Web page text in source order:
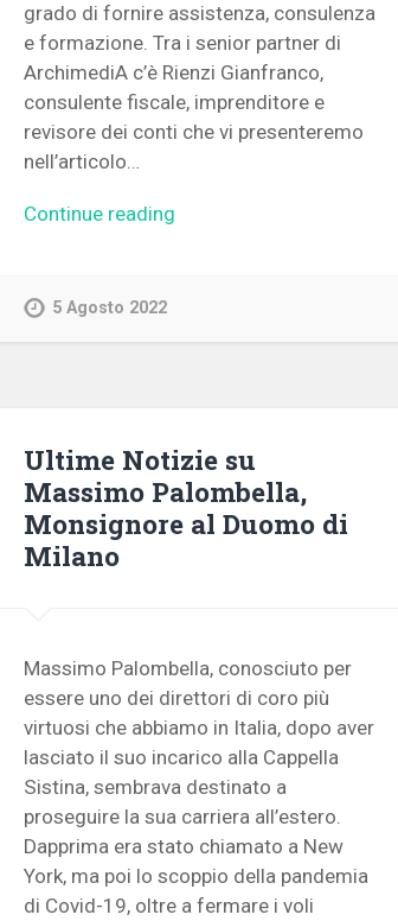
grado di fornire assistenza, consulenza
e formazione. Tra i senior partner di
ArchimediA c’è Rienzi Gianfranco,
consulente fiscale, imprenditore e
revisore dei conti che vi presenteremo
nell’articolo…
Continue reading
5 Agosto 2022
Ultime Notizie su
Massimo Palombella,
Monsignore al Duomo di
Milano
Massimo Palombella, conosciuto per
essere uno dei direttori di coro più
virtuosi che abbiamo in Italia, dopo aver
lasciato il suo incarico alla Cappella
Sistina, sembrava destinato a
proseguire la sua carriera all’estero.
Dapprima era stato chiamato a New
York, ma poi lo scoppio della pandemia
di Covid-19, oltre a fermare i voli